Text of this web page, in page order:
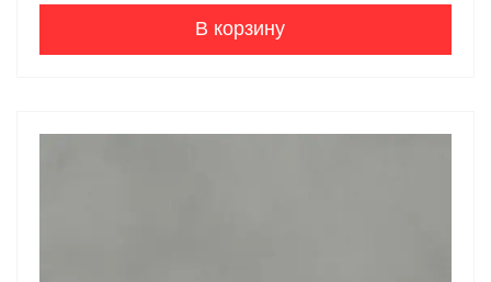
В корзину